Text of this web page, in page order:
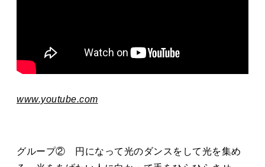
www.youtube.com
グループ② 円になって光のダンスをして光を集め